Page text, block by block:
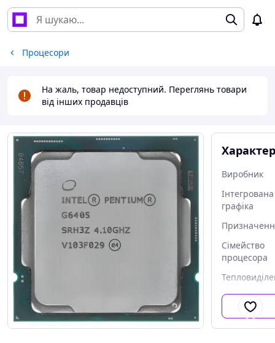
Процесори
На жаль, товар недоступний. Переглянь товари
від інших продавців
Виробник
Інтегрована
графіка
Сімейство
процесора